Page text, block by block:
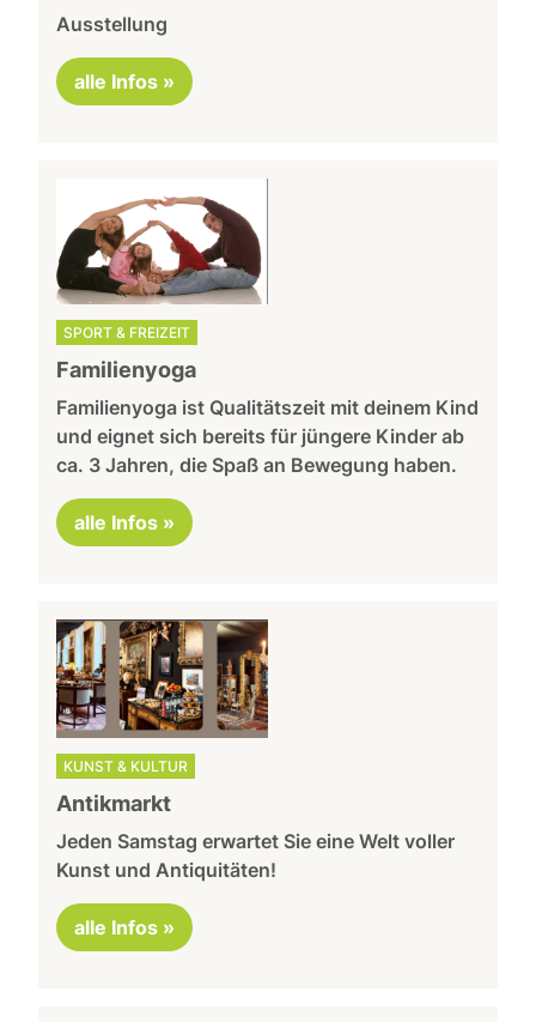
Ausstellung
alle Infos »
SPORT & FREIZEIT
Familienyoga
Familienyoga ist Qualitätszeit mit deinem Kind
und eignet sich bereits für jüngere Kinder ab
ca. 3 Jahren, die Spaß an Bewegung haben.
alle Infos »
KUNST & KULTUR
Antikmarkt
Jeden Samstag erwartet Sie eine Welt voller
Kunst und Antiquitäten!
alle Infos »